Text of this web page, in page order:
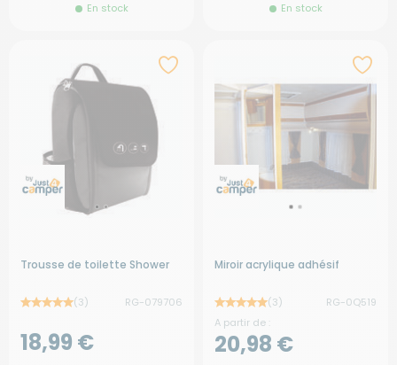
En stock En stock
Trousse de toilette Shower
(3) RG-079706
18,99 €
Miroir acrylique adhésif
(3)
RG-0Q519
A partir de :
20,98 €